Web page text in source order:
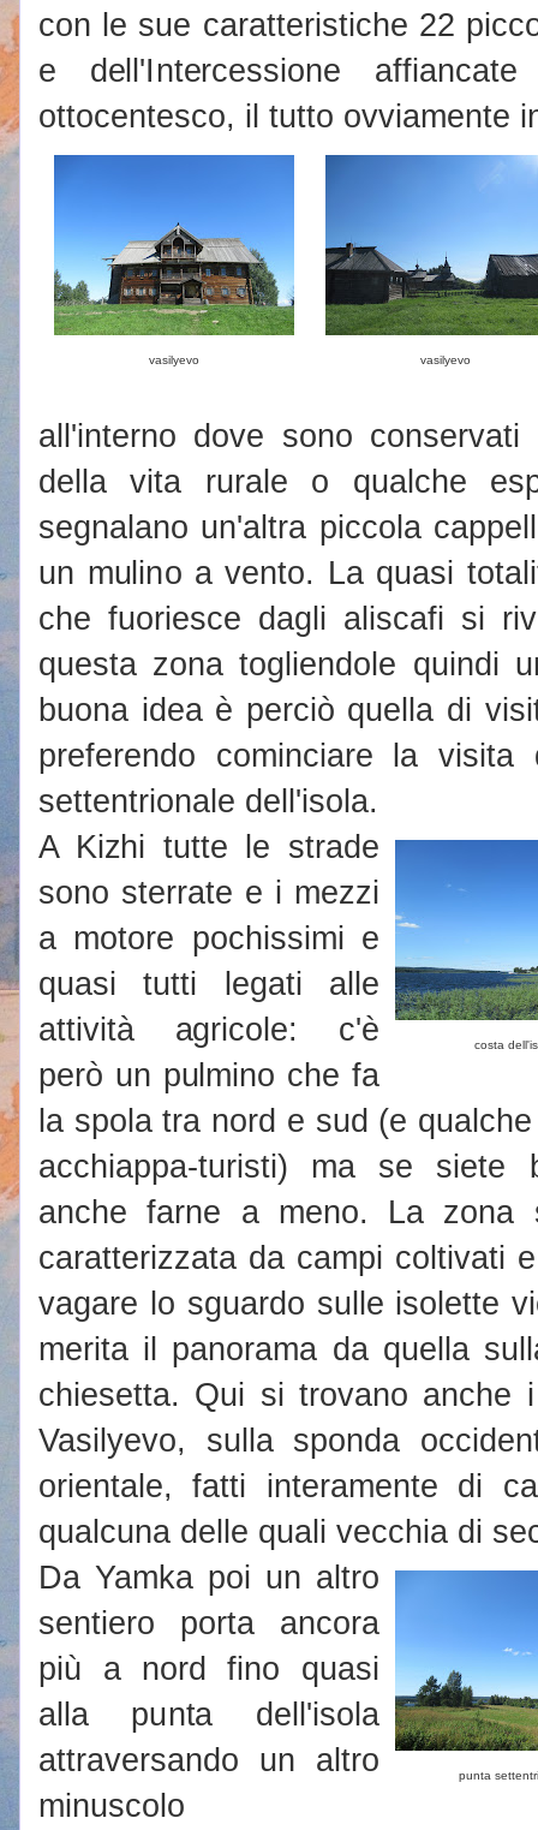
con le sue caratteristiche 22
e dell'Intercessione
ottocentesco, il tutto ovviamente
vasilyevo vasilyevo
all'interno dove sono
della vita rurale o qualche
segnalano un'altra piccola
un mulino a vento. La quasi
che fuoriesce dagli aliscafi si
questa zona togliendole quindi
buona idea è perciò quella di
preferendo cominciare la
settentrionale dell'isola.
costa
A Kizhi tutte le strade
sono sterrate e i mezzi
a motore pochissimi e
quasi tutti legati alle
attività agricole: c'è
però un pulmino che fa
la spola tra nord e sud (e
acchiappa-turisti) ma se siete
anche farne a meno. La
caratterizzata da campi coltivati
vagare lo sguardo sulle isolette
merita il panorama da quella
chiesetta. Qui si trovano anche
Vasilyevo, sulla sponda
orientale, fatti interamente di
qualcuna delle quali vecchia di
punta
Da Yamka poi un altro
sentiero porta ancora
più a nord fino quasi
alla punta dell'isola
attraversando un altro
minuscolo